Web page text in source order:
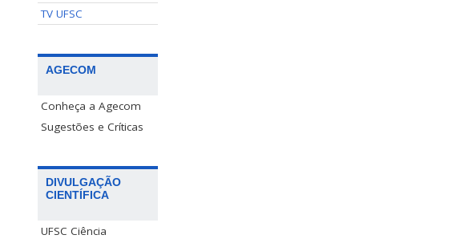
TV UFSC
AGECOM
Conheça a Agecom
Sugestões e Críticas
DIVULGAÇÃO
CIENTÍFICA
UFSC Ciência